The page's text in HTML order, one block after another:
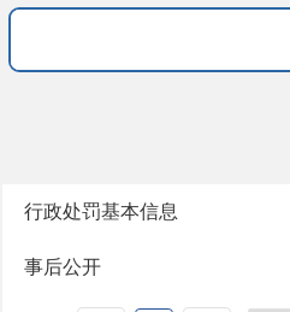
行政处罚基本信息
事后公开